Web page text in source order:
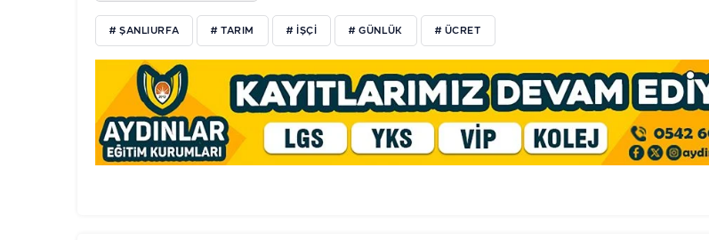
# ŞANLIURFA # TARIM # İŞÇİ # GÜNLÜK # ÜCRET